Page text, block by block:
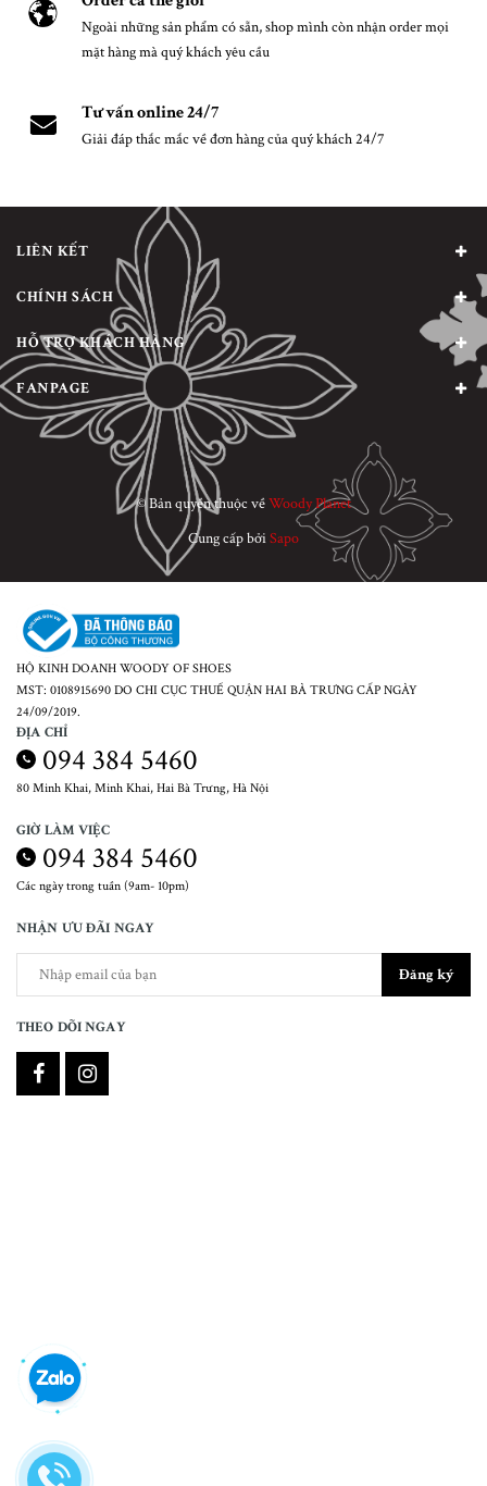
Ngoài những sản phẩm có sẵn, shop mình còn nhận order mọi
mặt hàng mà quý khách yêu cầu
Tư vấn online 24/7
Giải đáp thắc mắc về đơn hàng của quý khách 24/7
LIÊN KẾT
CHÍNH SÁCH
HỖ TRỢ KHÁCH HÀNG
FANPAGE
© Bản quyền thuộc vềWoody Planet
Cung cấp bởiSapo
HỘ KINH DOANH WOODY OF SHOES
MST: 0108915690 DO CHI CỤC THUẾ QUẬN HAI BÀ TRƯNG CẤP NGÀY
24/09/2019.
ĐỊA CHỈ
094 384 5460
80 Minh Khai, Minh Khai, Hai Bà Trưng, Hà Nội
GIỜ LÀM VIỆC
094 384 5460
Các ngày trong tuần (9am- 10pm)
NHẬN ƯU ĐÃI NGAY
Đăng ký
THEO DÕI NGAY